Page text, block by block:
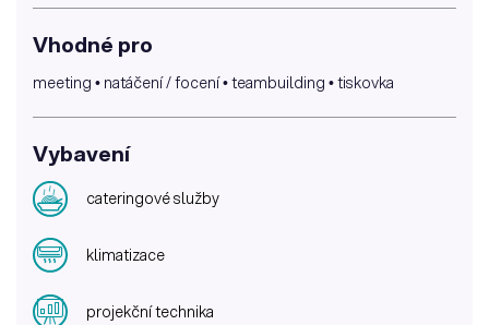
Vhodné pro
meeting • natáčení / focení • teambuilding • tiskovka
Vybavení
cateringové služby
klimatizace
projekční technika